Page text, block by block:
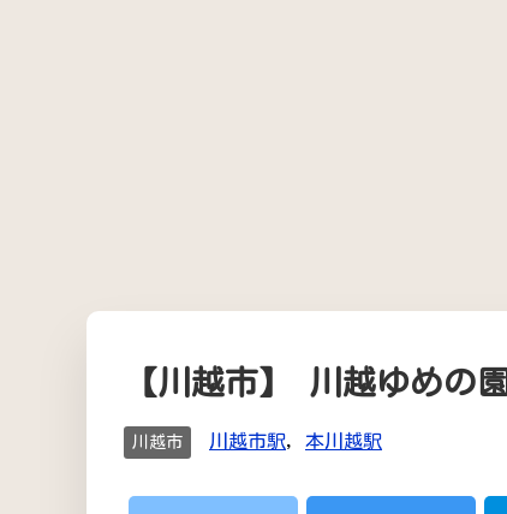
【川越市】 川越ゆめの園
川越市 川越市駅, 本川越駅